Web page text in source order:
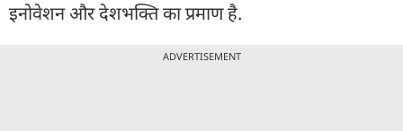
इनोवेशन और देशभक्ति का प्रमाण है.
ADVERTISEMENT